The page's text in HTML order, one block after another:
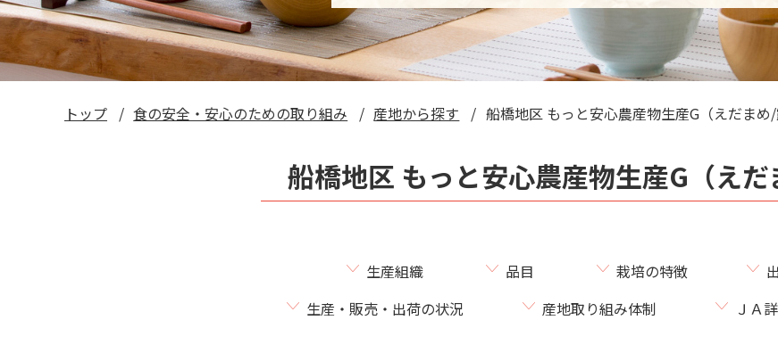
トップ 食の安全・安心のための取り組み 産地から探す 船橋地区 もっと安心農産物生産G（えだまめ/
船橋地区 もっと安心農産物生産G（えだ
生産組織 品目 栽培の特徴
生産・販売・出荷の状況
産地取り組み体制 ＪＡ